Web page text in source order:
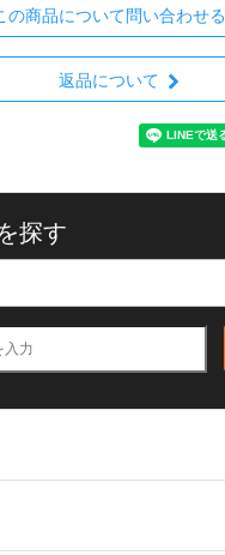
の商品について問い合わせる
返品について
探す